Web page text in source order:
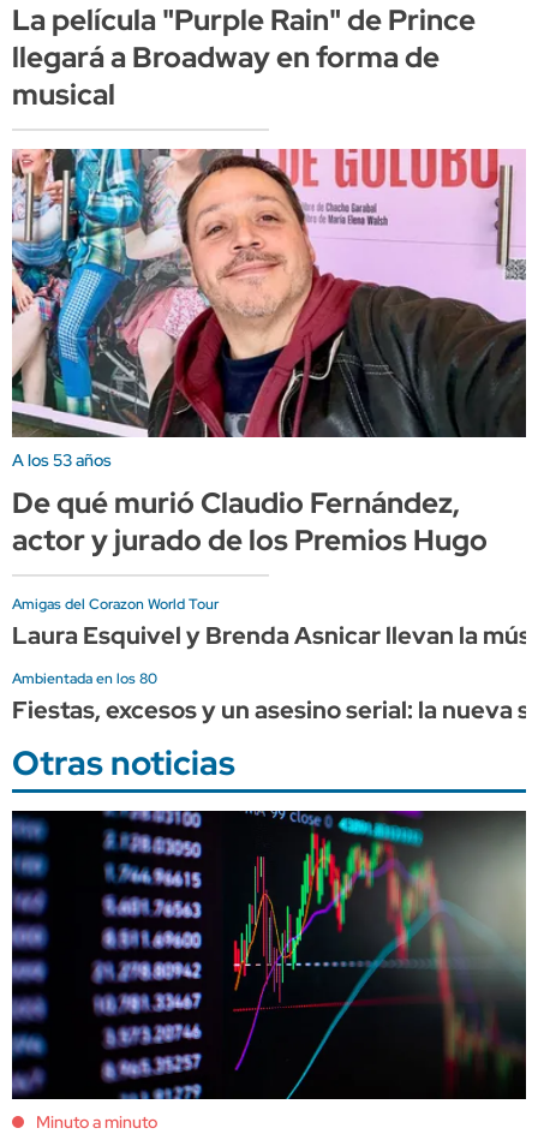
La película "Purple Rain" de Prince
llegará a Broadway en forma de
musical
A los 53 años
De qué murió Claudio Fernández,
actor y jurado de los Premios Hugo
Amigas del Corazon World Tour
Laura Esquivel y Brenda Asnicar llevan la
Ambientada en los 80
Fiestas, excesos y un asesino serial: la
Otras noticias
Minuto a minuto